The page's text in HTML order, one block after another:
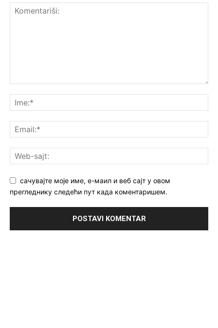
сачувајте моје име, е-маил и веб сајт у овом
прегледнику следећи пут када коментаришем.